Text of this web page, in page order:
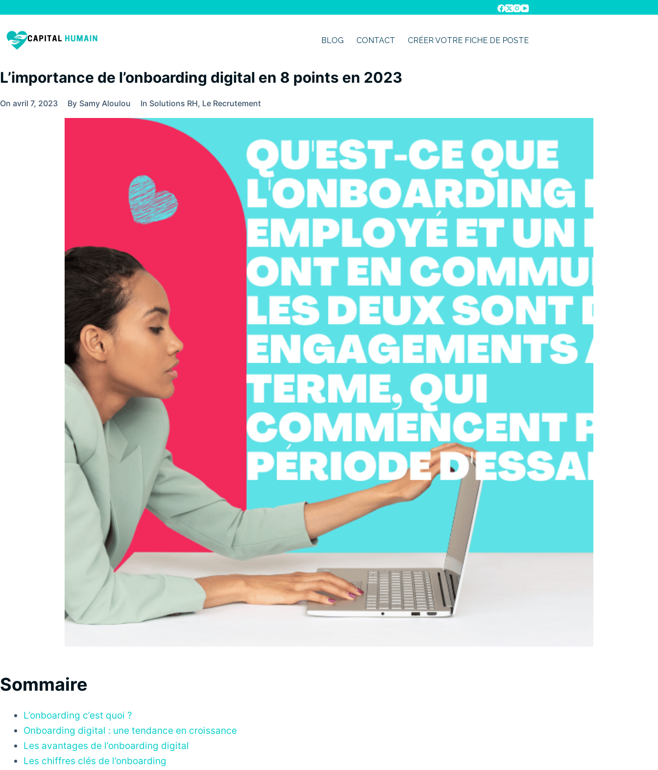
BLOG CONTACT CRÉER VOTRE FICHE DE POSTE
L’importance de l’onboarding digital en 8 points en 2023
On avril 7, 2023 By Samy Aloulou In Solutions RH, Le Recrutement
Sommaire
L’onboarding c’est quoi ?
Onboarding digital : une tendance en croissance
Les avantages de l’onboarding digital
Les chiffres clés de l’onboarding